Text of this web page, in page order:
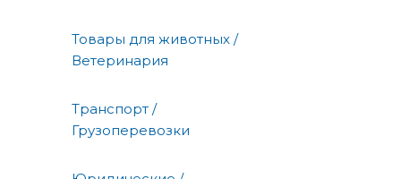
Товары для животных /
Ветеринария
Транспорт /
Грузоперевозки